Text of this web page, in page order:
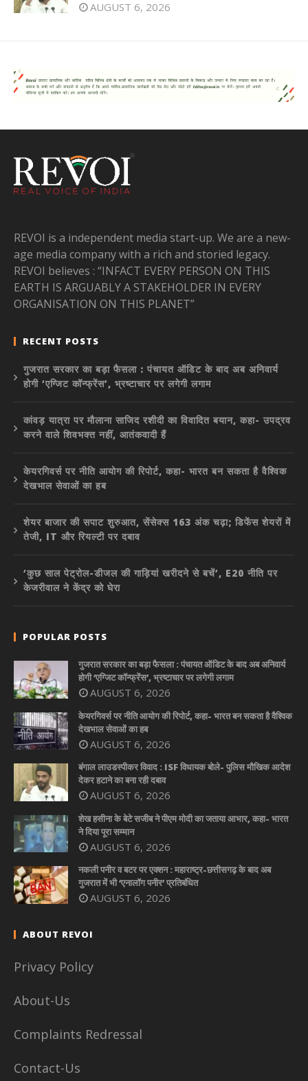
AUGUST 6, 2026
REVOI is a independent media start-up. We are a new-
age media company with a rich and storied legacy.
REVOI believes : “INFACT EVERY PERSON ON THIS
EARTH IS ARGUABLY A STAKEHOLDER IN EVERY
ORGANISATION ON THIS PLANET”
RECENT POSTS
गुजरात सरकार का बड़ा फैसला : पंचायत ऑडिट के बाद अब अनिवार्य
होगी ‘एग्जिट कॉन्फ्रेंस’, भ्रष्टाचार पर लगेगी लगाम
कांवड़ यात्रा पर मौलाना साजिद रशीदी का विवादित बयान, कहा- उपद्रव
करने वाले शिवभक्त नहीं, आतंकवादी हैं
केयरगिवर्स पर नीति आयोग की रिपोर्ट, कहा- भारत बन सकता है वैश्विक
देखभाल सेवाओं का हब
शेयर बाजार की सपाट शुरुआत, सेंसेक्स 163 अंक चढ़ा; डिफेंस शेयरों में
तेजी, IT और रियल्टी पर दबाव
‘कुछ साल पेट्रोल-डीजल की गाड़ियां खरीदने से बचें’, E20 नीति पर
केजरीवाल ने केंद्र को घेरा
POPULAR POSTS
गुजरात सरकार का बड़ा फैसला : पंचायत ऑडिट के बाद अब अनिवार्य
होगी ‘एग्जिट कॉन्फ्रेंस’, भ्रष्टाचार पर लगेगी लगाम
AUGUST 6, 2026
केयरगिवर्स पर नीति आयोग की रिपोर्ट, कहा- भारत बन सकता है वैश्विक
देखभाल सेवाओं का हब
AUGUST 6, 2026
बंगाल लाउडस्पीकर विवाद : ISF विधायक बोले- पुलिस मौखिक आदेश
देकर हटाने का बना रही दबाव
AUGUST 6, 2026
शेख हसीना के बेटे सजीब ने पीएम मोदी का जताया आभार, कहा- भारत
ने दिया पूरा सम्मान
AUGUST 6, 2026
नकली पनीर व बटर पर एक्शन : महाराष्ट्र-छत्तीसगढ़ के बाद अब
गुजरात में भी ‘एनालॉग पनीर’ प्रतिबंधित
AUGUST 6, 2026
ABOUT REVOI
Privacy Policy
About-Us
Complaints Redressal
Contact-Us